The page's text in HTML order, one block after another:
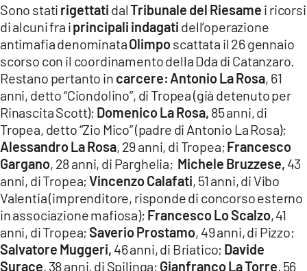
APPLE
Sono stati rigettati dalTribunale del Riesame i ricorsi
di alcuni fra iprincipali indagati dell’operazione
antimafia denominataOlimposcattata il 26 gennaio
scorso con il coordinamento della Dda di Catanzaro.
Restano pertanto in carcere: Antonio La Rosa, 61
anni, detto “Ciondolino”, di Tropea (già detenuto per
Rinascita Scott); Domenico La Rosa, 85 anni, di
Tropea, detto “Zio Mico” (padre di Antonio La Rosa);
Alessandro La Rosa, 29 anni, di Tropea;Francesco
Gargano, 28 anni, di Parghelia; Michele Bruzzese, 43
anni, di Tropea;Vincenzo Calafati, 51 anni, di Vibo
Valentia (imprenditore, risponde di concorso esterno
in associazione mafiosa); Francesco Lo Scalzo, 41
anni, di Tropea;Saverio Prostamo, 49 anni, di Pizzo;
Salvatore Muggeri, 46 anni, di Briatico; Davide
Surace, 38 anni, di Spilinga; Gianfranco La Torre, 56